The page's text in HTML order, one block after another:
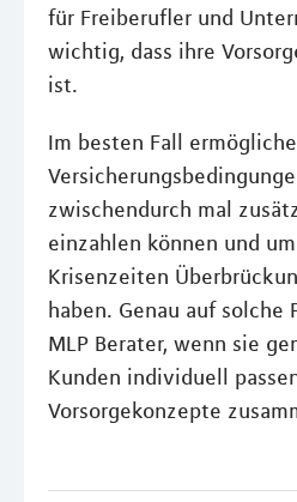
für Freiberufler und
wichtig, dass ihre
ist.
Im besten Fall
zwischendurch mal
einzahlen können und
Krisenzeiten
haben. Genau auf
MLP Berater, wenn sie
Kunden individuell
Vorsorgekonzepte